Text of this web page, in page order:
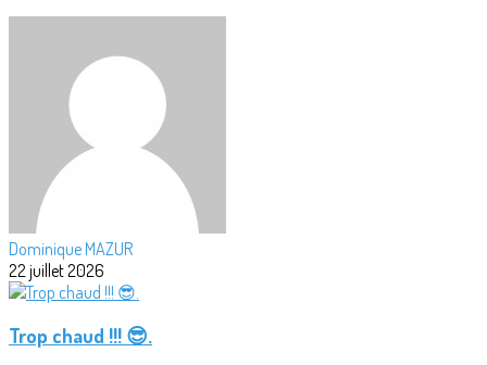
Dominique MAZUR
22 juillet 2026
Trop chaud !!! 😎.